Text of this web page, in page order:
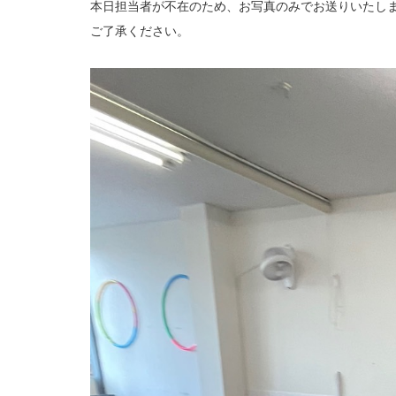
本日担当者が不在のため、お写真のみでお送りいたし
ご了承ください。